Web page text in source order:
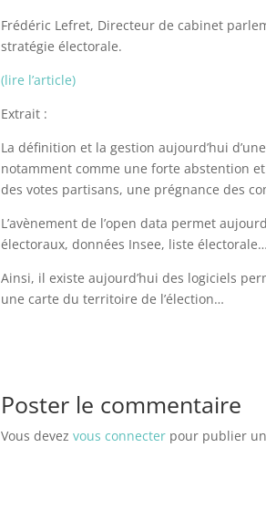
Frédéric Lefret, Directeur de cabinet
stratégie électorale.
(lire l’article)
Extrait :
La définition et la gestion aujourd’hui
notamment comme une forte abstention
des votes partisans, une prégnance des
L’avènement de l’open data permet
électoraux, données Insee, liste
Ainsi, il existe aujourd’hui des logiciels
une carte du territoire de l’élection…
Poster le commentaire
Vous devezvous connecter pour publier